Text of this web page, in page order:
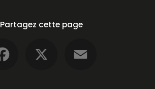
Partagez cette page